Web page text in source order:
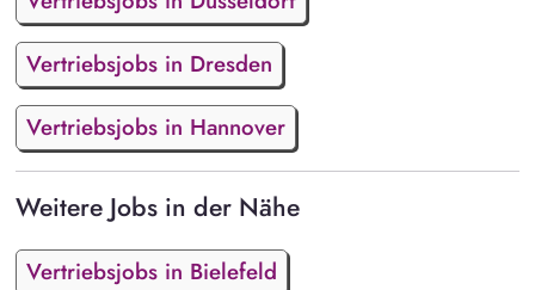
Vertriebsjobs in Dresden
Vertriebsjobs in Hannover
Weitere Jobs in der Nähe
Vertriebsjobs in Bielefeld